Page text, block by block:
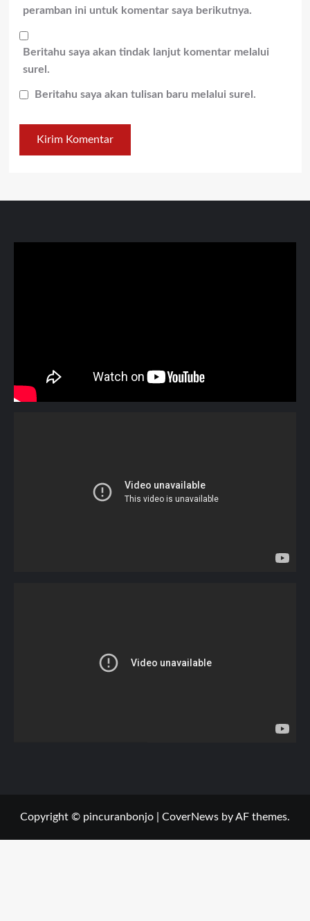
peramban ini untuk komentar saya berikutnya.
Beritahu saya akan tindak lanjut komentar melalui
surel.
Beritahu saya akan tulisan baru melalui surel.
Copyright © pincuranbonjo CoverNews by AF themes.